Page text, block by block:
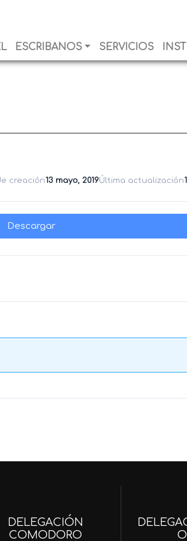
ESCRIBANOS SERVICIOS
creación13 mayo, 2019Última actualización
Descargar
DELEGACIÓN
COMODORO